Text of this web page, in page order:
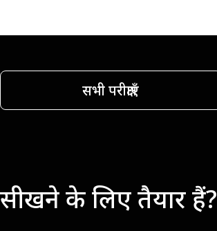
सभी परीक्षाएँ
सीखने के लिए तैयार हैं?